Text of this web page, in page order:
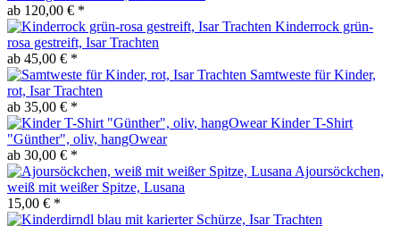
ab 120,00 € *
Kinderrock grün-
rosa gestreift, Isar Trachten
ab 45,00 € *
Samtweste für Kinder,
rot, Isar Trachten
ab 35,00 € *
Kinder T-Shirt
"Günther", oliv, hangOwear
ab 30,00 € *
Ajoursöckchen,
weiß mit weißer Spitze, Lusana
15,00 € *